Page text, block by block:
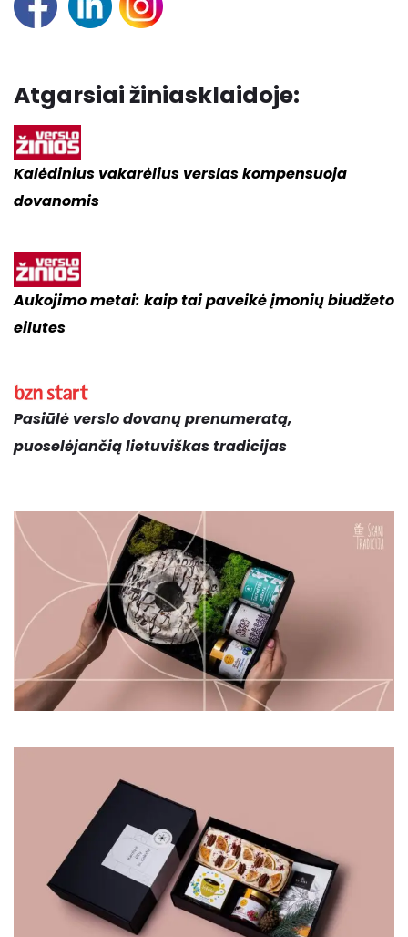
Atgarsiai žiniasklaidoje:
Kalėdinius vakarėlius verslas kompensuoja
dovanomis
Aukojimo metai: kaip tai paveikė įmonių biudžeto
eilutes
Pasiūlė verslo dovanų prenumeratą,
puoselėjančią lietuviškas tradicijas